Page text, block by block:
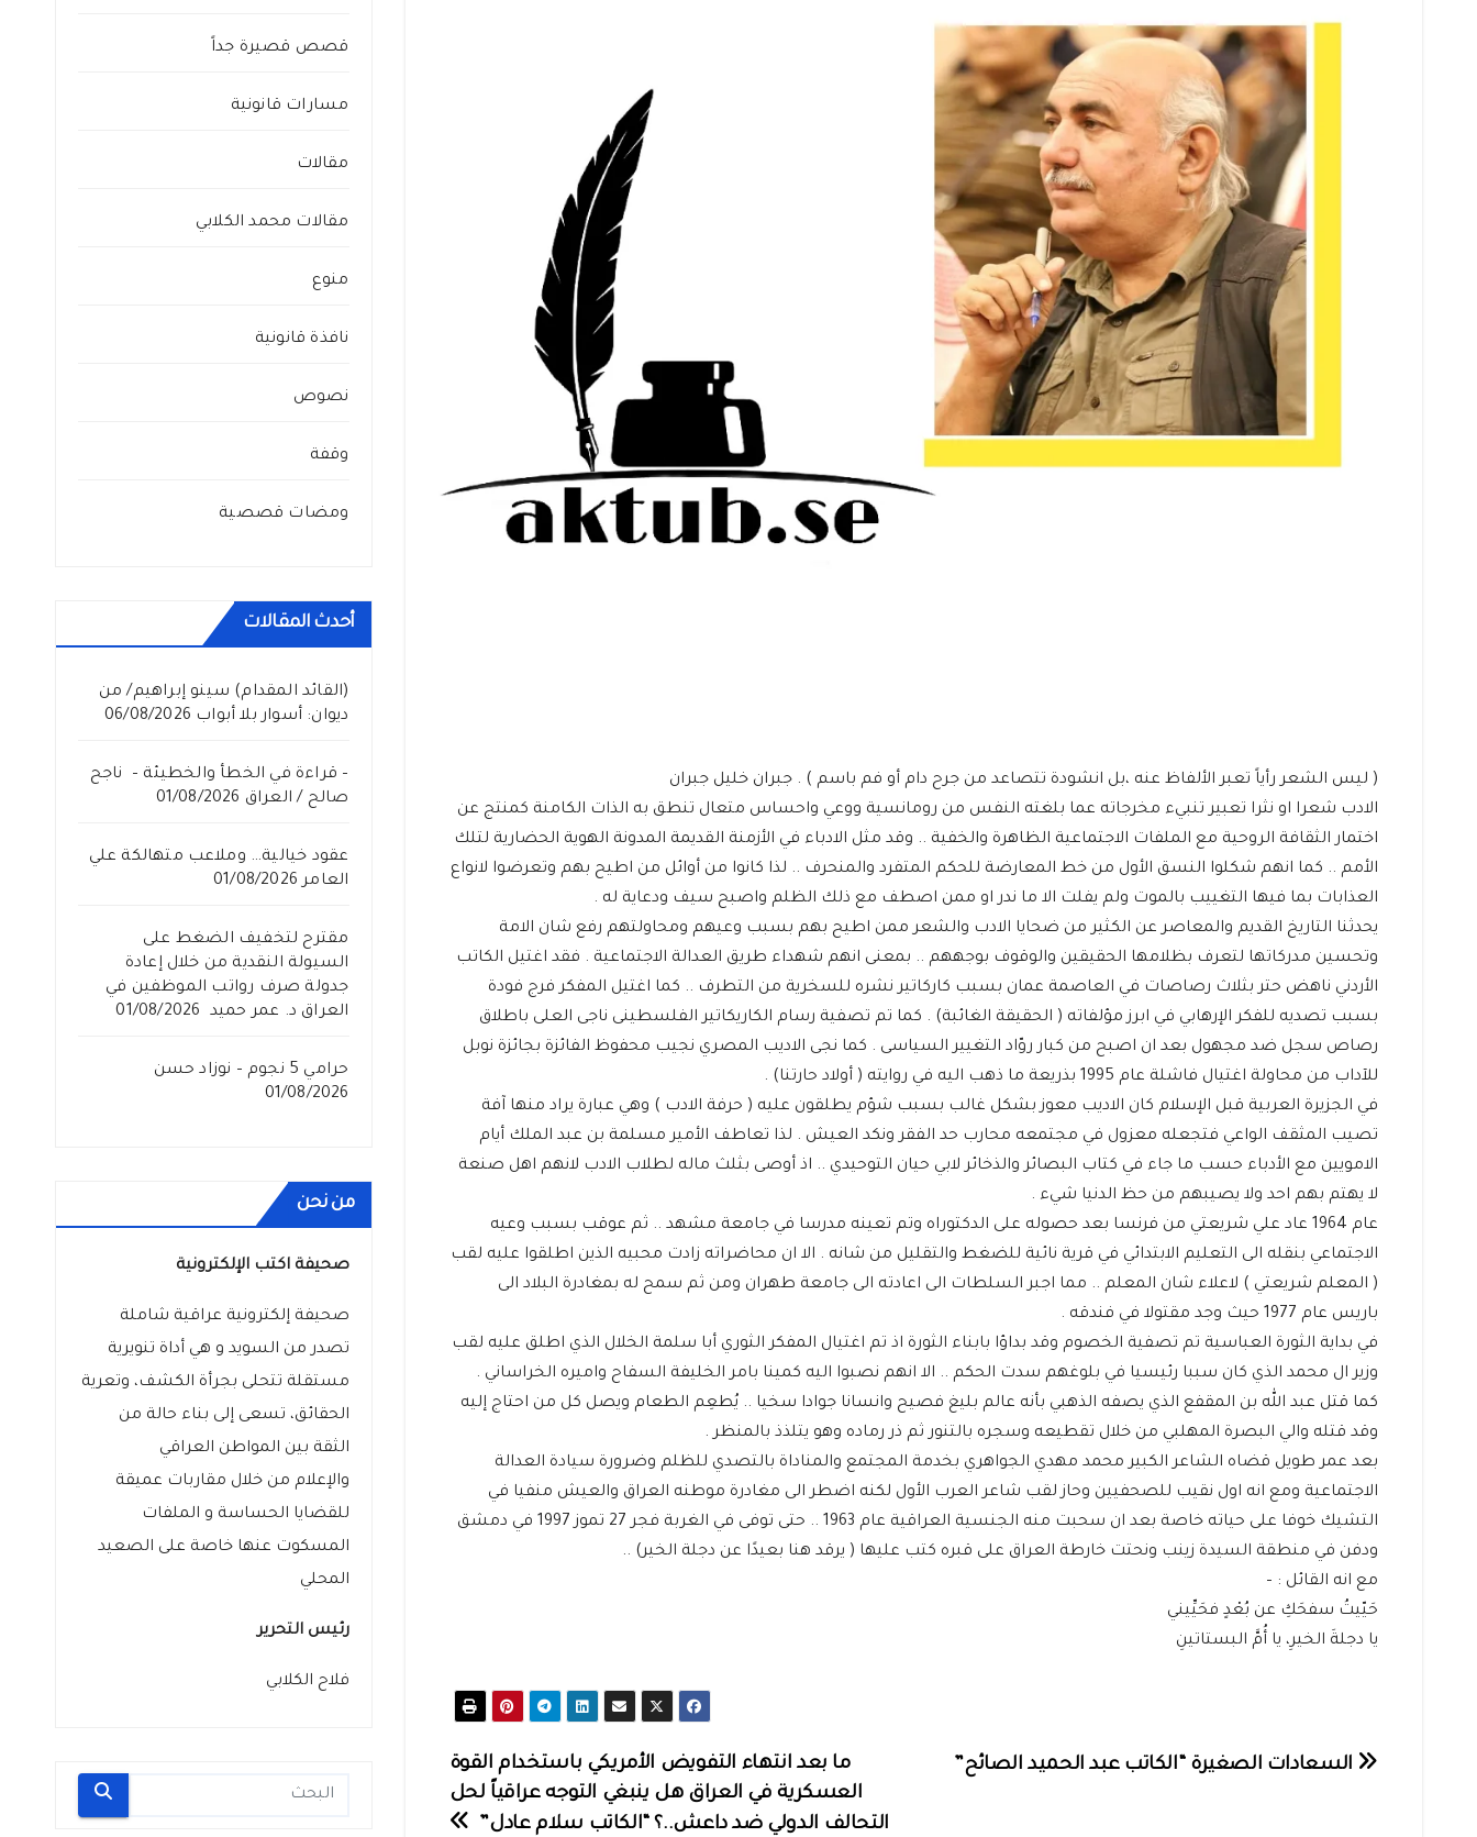
( ليس الشعر رأياً تعبر الألفاظ عنه ،بل انشودة تتصاعد من جرح دام أو فم باسم ) . جبران خليل جبران
الادب شعرا او نثرا تعبير تنبيء مخرجاته عما بلغته النفس من رومانسية ووعي واحساس متعال تنطق به الذات الكامنة كمنتج عن
اختمار الثقافة الروحية مع الملفات الاجتماعية الظاهرة والخفية .. وقد مثل الادباء في الأزمنة القديمة المدونة الهوية الحضارية لتلك
الأمم .. كما انهم شكلوا النسق الأول من خط المعارضة للحكم المتفرد والمنحرف .. لذا كانوا من أوائل من اطيح بهم وتعرضوا لانواع
العذابات بما فيها التغييب بالموت ولم يفلت الا ما ندر او ممن اصطف مع ذلك الظلم واصبح سيف ودعاية له .
يحدثنا التاريخ القديم والمعاصر عن الكثير من ضحايا الادب والشعر ممن اطيح بهم بسبب وعيهم ومحاولتهم رفع شان الامة
وتحسين مدركاتها لتعرف بظلامها الحقيقين والوقوف بوجههم .. بمعنى انهم شهداء طريق العدالة الاجتماعية . فقد اغتيل الكاتب
الأردني ناهض حتر بثلاث رصاصات في العاصمة عمان بسبب كاركاتير نشره للسخرية من التطرف .. كما اغتيل المفكر فرج فودة
بسبب تصديه للفكر الإرهابي في ابرز مؤلفاته ( الحقيقة الغائبة) . كما تم تصفية رسام الكاريكاتير الفلسطينى ناجى العلى باطلاق
رصاص سجل ضد مجهول بعد ان اصبح من كبار روّاد التغيير السياسى . كما نجى الاديب المصري نجيب محفوظ الفائزة بجائزة نوبل
للآداب من محاولة اغتيال فاشلة عام 1995 بذريعة ما ذهب اليه في روايته ( أولاد حارتنا) .
في الجزيرة العربية قبل الإسلام كان الاديب معوز بشكل غالب بسبب شؤم يطلقون عليه ( حرفة الادب ) وهي عبارة يراد منها آفة
تصيب المثقف الواعي فتجعله معزول في مجتمعه محارب حد الفقر ونكد العيش . لذا تعاطف الأمير مسلمة بن عبد الملك أيام
الامويين مع الأدباء حسب ما جاء في كتاب البصائر والذخائر لابي حيان التوحيدي .. اذ أوصى بثلث ماله لطلاب الادب لانهم اهل صنعة
لا يهتم بهم احد ولا يصيبهم من حظ الدنيا شيء .
عام 1964 عاد علي شريعتي من فرنسا بعد حصوله على الدكتوراه وتم تعينه مدرسا في جامعة مشهد .. ثم عوقب بسبب وعيه
الاجتماعي بنقله الى التعليم الابتدائي في قرية نائية للضغط والتقليل من شانه . الا ان محاضراته زادت محبيه الذين اطلقوا عليه لقب
( المعلم شريعتي ) لاعلاء شان المعلم .. مما اجبر السلطات الى اعادته الى جامعة طهران ومن ثم سمح له بمغادرة البلاد الى
باريس عام 1977 حيث وجد مقتولا في فندقه .
في بداية الثورة العباسية تم تصفية الخصوم وقد بداؤا بابناء الثورة اذ تم اغتيال المفكر الثوري أبا سلمة الخلال الذي اطلق عليه لقب
وزير ال محمد الذي كان سببا رئيسيا في بلوغهم سدت الحكم .. الا انهم نصبوا اليه كمينا بامر الخليفة السفاح واميره الخراساني .
كما قتل عبد الله بن المقفع الذي يصفه الذهبي بأنه عالم بليغ فصيح وانسانا جوادا سخيا .. يُطعِم الطعام ويصل كل من احتاج إليه
وقد قتله والي البصرة المهلبي من خلال تقطيعه وسجره بالتنور ثم ذر رماده وهو يتلذذ بالمنظر .
بعد عمر طويل قضاه الشاعر الكبير محمد مهدي الجواهري بخدمة المجتمع والمناداة بالتصدي للظلم وضرورة سيادة العدالة
الاجتماعية ومع انه اول نقيب للصحفيين وحاز لقب شاعر العرب الأول لكنه اضطر الى مغادرة موطنه العراق والعيش منفيا في
التشيك خوفا على حياته خاصة بعد ان سحبت منه الجنسية العراقية عام 1963 .. حتى توفى في الغربة فجر 27 تموز 1997 في دمشق
ودفن في منطقة السيدة زينب ونحتت خارطة العراق على قبره كتب عليها ( يرقد هنا بعيدًا عن دجلة الخير) ..
مع انه القائل : –
حَيّيتُ سفحَكِ عن بُعْدٍ فحَيِّيني
يا دجلةَ الخيرِ، يا أُمَّ البستاتينِ
تصفّح
ما بعد انتهاء التفويض الأمريكي باستخدام القوة
العسكرية في العراق هل ينبغي التوجه عراقياً لحل
التحالف الدولي ضد داعش..؟ “الكاتب سلام عادل”
السعادات الصغيرة “الكاتب عبد الحميد الصائح”
قصص قصيرة جداً
مسارات قانونية
مقالات
مقالات محمد الكلابي
منوع
نافذة قانونية
نصوص
وقفة
ومضات قصصية
أحدث المقالات
(القائد المقدام) سينو إبراهيم/ من
ديوان: أسوار بلا أبواب 06/08/2026
– قراءة في الخطأ والخطيئة – ناجح
صالح / العراق 01/08/2026
عقود خيالية… وملاعب متهالكة علي
العامر 01/08/2026
مقترح لتخفيف الضغط على
السيولة النقدية من خلال إعادة
جدولة صرف رواتب الموظفين في
العراق د. عمر حميد
01/08/2026
حرامي 5 نجوم – نوزاد حسن
01/08/2026
من نحن
صحيفة اكتب الإلكترونية
صحيفة إلكترونية عراقية شاملة
تصدر من السويد و هي أداة تنويرية
مستقلة تتحلى بجرأة الكشف، وتعرية
الحقائق، تسعى إلى بناء حالة من
الثقة بين المواطن العراقي
والإعلام من خلال مقاربات عميقة
للقضايا الحساسة و الملفات
المسكوت عنها خاصة على الصعيد
المحلي
رئيس التحرير
فلاح الكلابي